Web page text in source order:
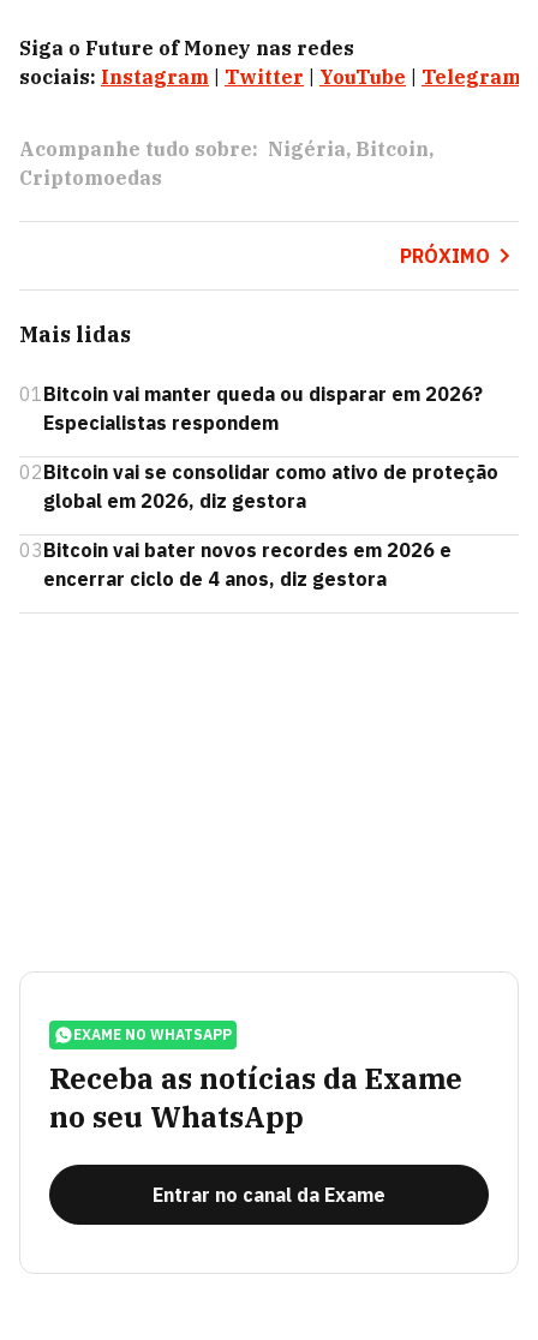
Siga o Future of Money nas redes
sociais: Instagram Twitter YouTube Telegram
Acompanhe tudo sobre: Nigéria Bitcoin
Criptomoedas
PRÓXIMO
Mais lidas
01Bitcoin vai manter queda ou disparar em 2026?
Especialistas respondem
02Bitcoin vai se consolidar como ativo de proteção
global em 2026, diz gestora
03Bitcoin vai bater novos recordes em 2026 e
encerrar ciclo de 4 anos, diz gestora
EXAME NO WHATSAPP
Receba as notícias da Exame
no seu WhatsApp
Entrar no canal da Exame